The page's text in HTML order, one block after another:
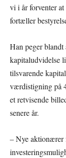
vi i år forventer
fortæller
Han peger blandt
kapitaludvidelse
tilsvarende
værdistigning på
et retvisende
senere år.
– Nye aktionærer